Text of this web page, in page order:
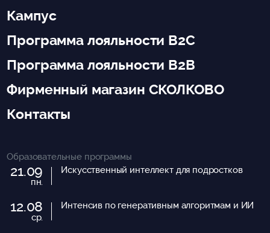
Кампус
Программа лояльности B2C
Программа лояльности B2B
Фирменный магазин СКОЛКОВО
Контакты
Образовательные программы
21.09
пн.
Искусственный интеллект для подростков
12.08
ср.
Интенсив по генеративным алгоритмам и ИИ